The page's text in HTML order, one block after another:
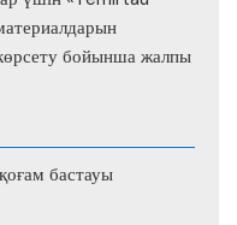
бойынша жалпы
бастауы